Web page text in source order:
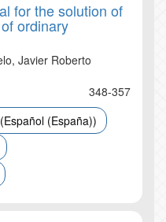
for the solution of
ordinary
Javier Roberto
348-357
(España))